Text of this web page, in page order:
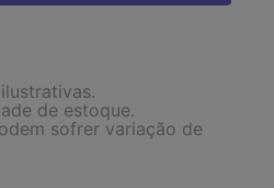
de estoque.
sofrer variação de